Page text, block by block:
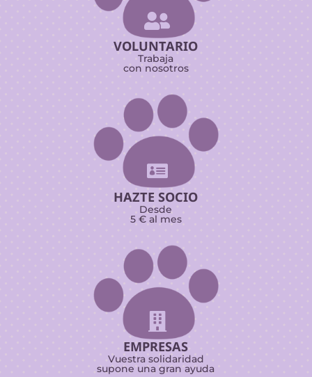

VOLUNTARIO
Trabaja
con nosotros

HAZTE SOCIO
Desde
5 € al mes

EMPRESAS
Vuestra solidaridad
supone una gran ayuda